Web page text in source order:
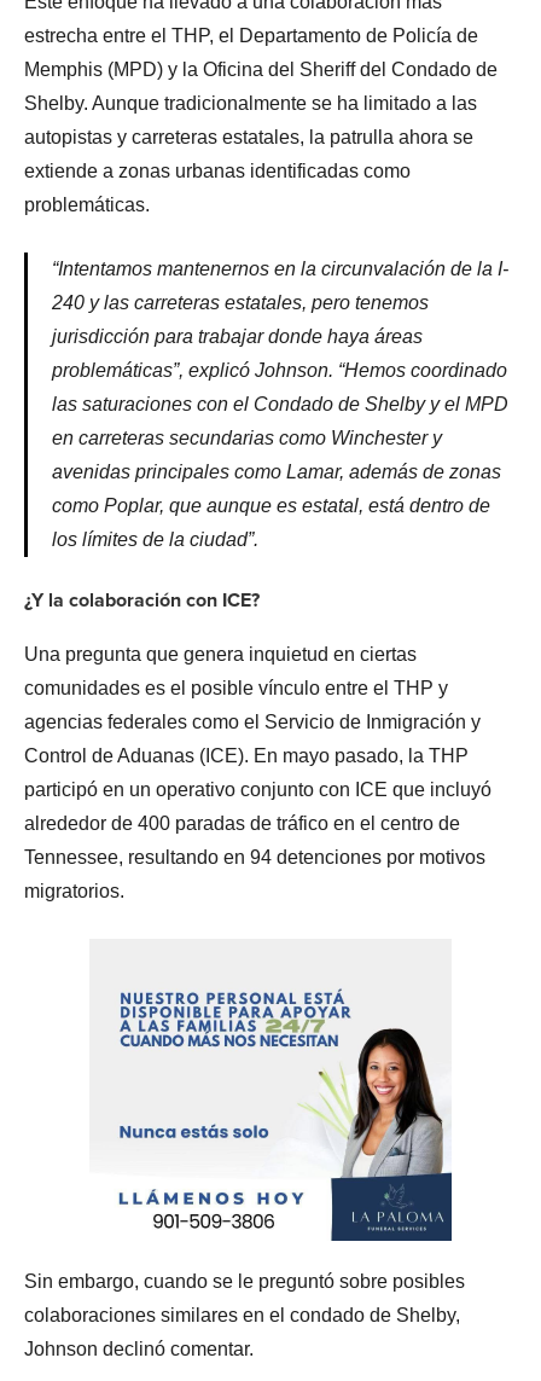
estrecha entre el THP, el Departamento de Policía de
Memphis (MPD) y la Oficina del Sheriff del Condado de
Shelby. Aunque tradicionalmente se ha limitado a las
autopistas y carreteras estatales, la patrulla ahora se
extiende a zonas urbanas identificadas como
problemáticas.
“Intentamos mantenernos en la circunvalación de la I-
240 y las carreteras estatales, pero tenemos
jurisdicción para trabajar donde haya áreas
problemáticas”, explicó Johnson. “Hemos coordinado
las saturaciones con el Condado de Shelby y el MPD
en carreteras secundarias como Winchester y
avenidas principales como Lamar, además de zonas
como Poplar, que aunque es estatal, está dentro de
los límites de la ciudad”.
¿Y la colaboración con ICE?
Una pregunta que genera inquietud en ciertas
comunidades es el posible vínculo entre el THP y
agencias federales como el Servicio de Inmigración y
Control de Aduanas (ICE). En mayo pasado, la THP
participó en un operativo conjunto con ICE que incluyó
alrededor de 400 paradas de tráfico en el centro de
Tennessee, resultando en 94 detenciones por motivos
migratorios.
Sin embargo, cuando se le preguntó sobre posibles
colaboraciones similares en el condado de Shelby,
Johnson declinó comentar.